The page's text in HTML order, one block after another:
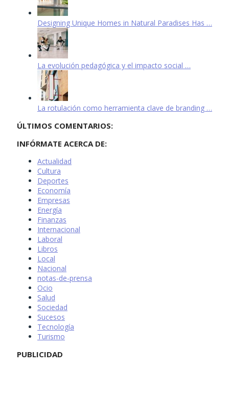
Designing Unique Homes in Natural Paradises Has …
La evolución pedagógica y el impacto social …
La rotulación como herramienta clave de branding …
ÚLTIMOS COMENTARIOS:
INFÓRMATE ACERCA DE:
Actualidad
Cultura
Deportes
Economía
Empresas
Energía
Finanzas
Internacional
Laboral
Libros
Local
Nacional
notas-de-prensa
Ocio
Salud
Sociedad
Sucesos
Tecnología
Turismo
PUBLICIDAD